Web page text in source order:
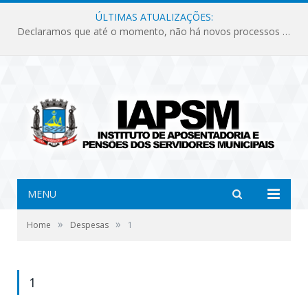
ÚLTIMAS ATUALIZAÇÕES:
Declaramos que até o momento, não há novos processos licitatórios para o Instituto de Previdência no ano de 2026.
MENU
Home » Despesas » 1
1